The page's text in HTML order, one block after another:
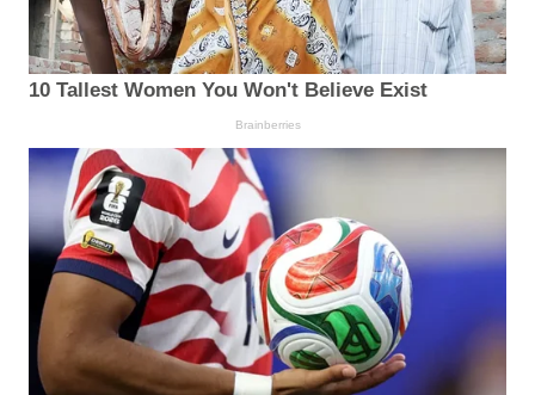
10 Tallest Women You Won't Believe Exist
Brainberries